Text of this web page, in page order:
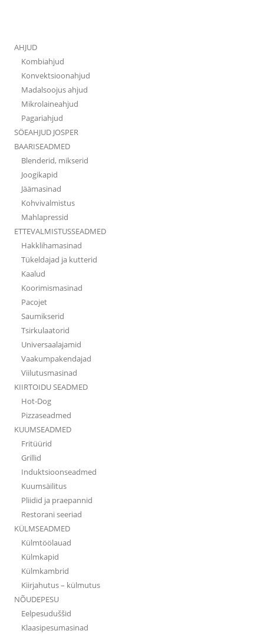
AHJUD
Kombiahjud
Konvektsioonahjud
Madalsoojus ahjud
Mikrolaineahjud
Pagariahjud
SÖEAHJUD JOSPER
BAARISEADMED
Blenderid, mikserid
Joogikapid
Jäämasinad
Kohvivalmistus
Mahlapressid
ETTEVALMISTUSSEADMED
Hakklihamasinad
Tükeldajad ja kutterid
Kaalud
Koorimismasinad
Pacojet
Saumikserid
Tsirkulaatorid
Universaalajamid
Vaakumpakendajad
Viilutusmasinad
KIIRTOIDU SEADMED
Hot-Dog
Pizzaseadmed
KUUMSEADMED
Fritüürid
Grillid
Induktsioonseadmed
Kuumsäilitus
Pliidid ja praepannid
Restorani seeriad
KÜLMSEADMED
Külmtöölauad
Külmkapid
Külmkambrid
Kiirjahutus – külmutus
NÕUDEPESU
Eelpesuduššid
Klaasipesumasinad